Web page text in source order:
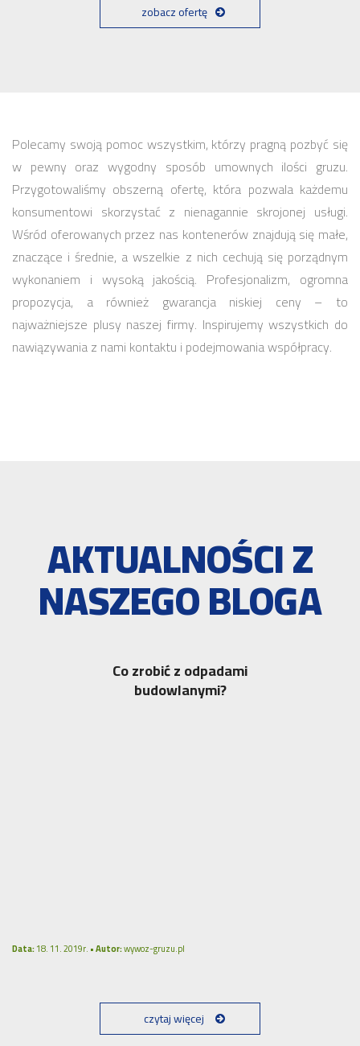
zobacz ofertę
Polecamy swoją pomoc wszystkim, którzy pragną pozbyć się
w pewny oraz wygodny sposób umownych ilości gruzu.
Przygotowaliśmy obszerną ofertę, która pozwala każdemu
konsumentowi skorzystać z nienagannie skrojonej usługi.
Wśród oferowanych przez nas kontenerów znajdują się małe,
znaczące i średnie, a wszelkie z nich cechują się porządnym
wykonaniem i wysoką jakością. Profesjonalizm, ogromna
propozycja, a również gwarancja niskiej ceny – to
najważniejsze plusy naszej firmy. Inspirujemy wszystkich do
nawiązywania z nami kontaktu i podejmowania współpracy.
AKTUALNOŚCI Z
NASZEGO BLOGA
Co zrobić z odpadami
budowlanymi?
Data:18. 11. 2019r. •Autor:wywoz-gruzu.pl
czytaj więcej